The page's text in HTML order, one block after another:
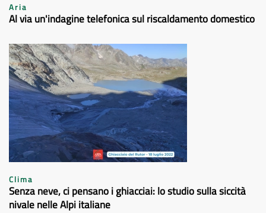
Aria
Al via un'indagine telefonica sul riscaldamento domestico
Clima
Senza neve, ci pensano i ghiacciai: lo studio sulla siccità
nivale nelle Alpi italiane